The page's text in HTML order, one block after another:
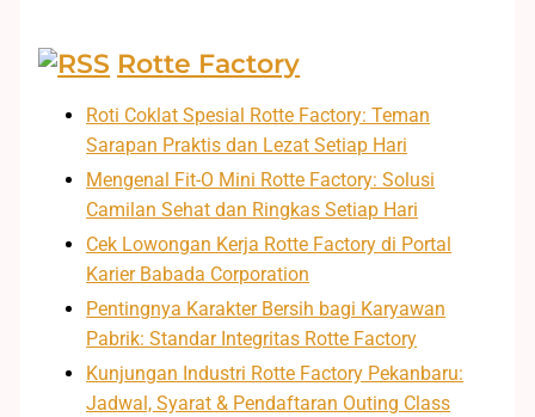
Rotte Factory
Roti Coklat Spesial Rotte Factory: Teman
Sarapan Praktis dan Lezat Setiap Hari
Mengenal Fit-O Mini Rotte Factory: Solusi
Camilan Sehat dan Ringkas Setiap Hari
Cek Lowongan Kerja Rotte Factory di Portal
Karier Babada Corporation
Pentingnya Karakter Bersih bagi Karyawan
Pabrik: Standar Integritas Rotte Factory
Kunjungan Industri Rotte Factory Pekanbaru:
Jadwal, Syarat & Pendaftaran Outing Class